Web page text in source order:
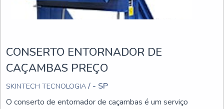
CONSERTO ENTORNADOR DE
CAÇAMBAS PREÇO
SKINTECH TECNOLOGIA / - SP
O conserto de entornador de caçambas é um serviço